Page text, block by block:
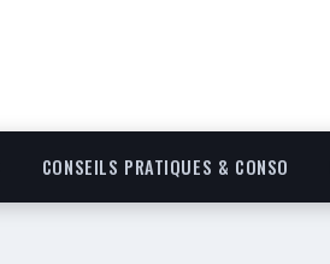
CONSEILS PRATIQUES & CONSO